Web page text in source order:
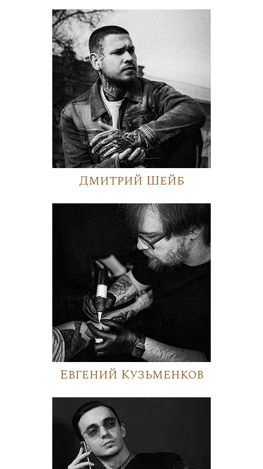
Дмитрий Шейб
Евгений Кузьменков